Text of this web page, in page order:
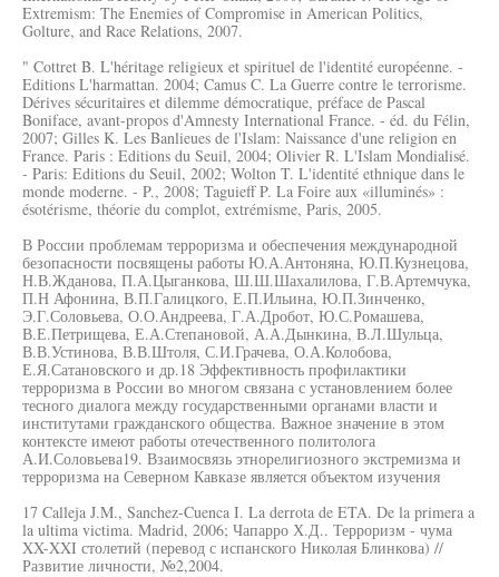
Extremism: The Enemies of Compromise in American Politics,
Golture, and Race Relations, 2007.
" Cottret B. L'héritage religieux et spirituel de l'identité européenne. -
Editions L'harmattan. 2004; Camus C. La Guerre contre le terrorisme.
Dérives sécuritaires et dilemme démocratique, préface de Pascal
Boniface, avant-propos d'Amnesty International France. - éd. du Félin,
2007; Gilles K. Les Banlieues de l'Islam: Naissance d'une religion en
France. Paris : Editions du Seuil, 2004; Olivier R. L'Islam Mondialisé.
- Paris: Editions du Seuil, 2002; Wolton T. L'identité ethnique dans le
monde moderne. - P., 2008; Taguieff P. La Foire aux «illuminés» :
ésotérisme, théorie du complot, extrémisme, Paris, 2005.
В России проблемам терроризма и обеспечения международной
безопасности посвящены работы Ю.А.Антоняна, Ю.П.Кузнецова,
Н.В.Жданова, П.А.Цыганкова, Ш.Ш.Шахалилова, Г.В.Артемчука,
П.Н Афонина, В.П.Галицкого, Е.П.Ильина, Ю.П.Зинченко,
Э.Г.Соловьева, О.О.Андреева, Г.А.Дробот, Ю.С.Ромашева,
В.Е.Петрищева, Е.А.Степановой, А.А.Дынкина, В.Л.Шульца,
В.В.Устинова, В.В.Штоля, С.И.Грачева, О.А.Колобова,
Е.Я.Сатановского и др.18 Эффективность профилактики
терроризма в России во многом связана с установлением более
тесного диалога между государственными органами власти и
институтами гражданского общества. Важное значение в этом
контексте имеют работы отечественного политолога
А.И.Соловьева19. Взаимосвязь этнорелигиозного экстремизма и
терроризма на Северном Кавказе является объектом изучения
17 Calleja J.M., Sanchez-Cuenca I. La derrota de ETA. De la primera a
la ultima victima. Madrid, 2006; Чапарро Х.Д.. Терроризм - чума
XX-XXI столетий (перевод с испанского Николая Блинкова) //
Развитие личности, №2,2004.